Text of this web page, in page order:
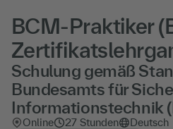
BCM-Praktiker
Schulung gemäß
Bundesamts für
Informationstechnik
Online 27 Stunden
Deutsch